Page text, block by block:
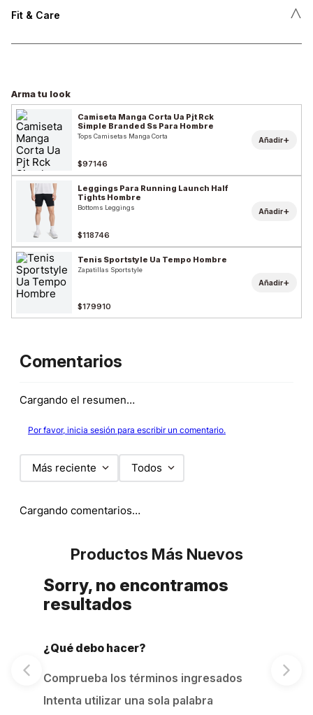
Fit & Care ˄
Arma tu look
Camiseta Manga Corta Ua Pjt Rck
Simple Branded Ss Para Hombre
Tops Camisetas Manga Corta
$97146
Añadir+
Leggings Para Running Launch Half
Tights Hombre
Bottoms Leggings
$118746
Añadir+
Tenis Sportstyle Ua Tempo Hombre
Zapatillas Sportstyle
$179910
Añadir+
Comentarios
Cargando el resumen…
Por favor, inicia sesión para escribir un comentario.
Más reciente Todos
Cargando comentarios…
Productos Más Nuevos
¿Qué debo hacer?
Comprueba los términos ingresados
Intenta utilizar una sola palabra